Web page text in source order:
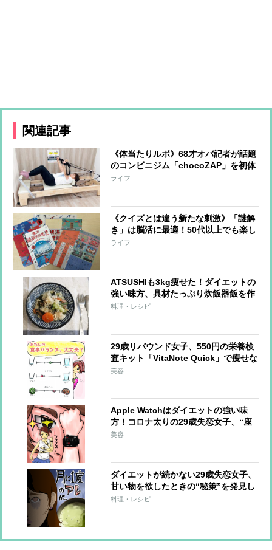
関連記事
《体当たりルポ》68才オバ記者が話題
のコンビニジム「chocoZAP」を初体
験！7日間通って見えてきた変化と
ライフ
《クイズとは違う新たな刺激》「謎解
き」は脳活に最適！50代以上でも楽し
める「自宅で謎解き」「謎解き街歩
ライフ
ATSUSHIも3kg痩せた！ダイエットの
強い味方、具材たっぷり炊飯器飯を作
ってみた
料理・レシピ
29歳リバウンド女子、550円の栄養検
査キット「VitaNote Quick」で痩せな
い理由が!?【おデブライターの減量
美容
Apple Watchはダイエットの強い味
方！コロナ太りの29歳失恋女子、“座
りすぎ生活”にタメ息【おデブライタ
美容
ダイエットが続かない29歳失恋女子、
甘い物を欲したときの“秘策”を発見し
再起!?【おデブライターの減量記】
料理・レシピ